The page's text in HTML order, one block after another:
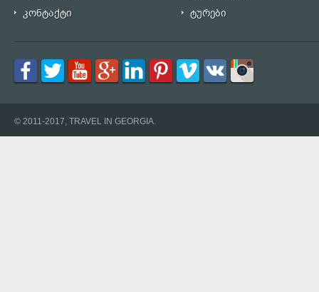
კონტაქტი
ტურები
© 2011-2017, TRAVEL IN GEORGIA.